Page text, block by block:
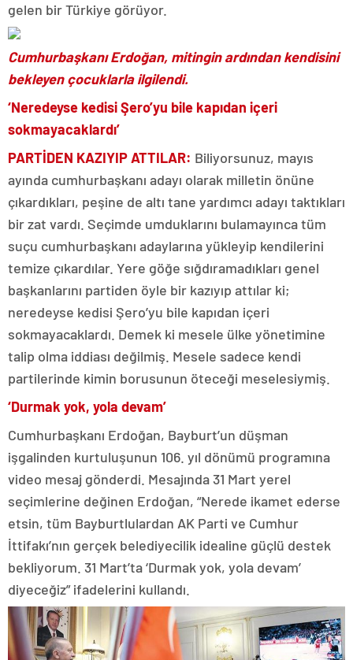
gelen bir Türkiye görüyor.
Cumhurbaşkanı Erdoğan, mitingin ardından kendisini
bekleyen çocuklarla ilgilendi.
‘Neredeyse kedisi Şero’yu bile kapıdan içeri
sokmayacaklardı’
PARTİDEN KAZIYIP ATTILAR: Biliyorsunuz, mayıs
ayında cumhurbaşkanı adayı olarak milletin önüne
çıkardıkları, peşine de altı tane yardımcı adayı taktıkları
bir zat vardı. Seçimde umduklarını bulamayınca tüm
suçu cumhurbaşkanı adaylarına yükleyip kendilerini
temize çıkardılar. Yere göğe sığdıramadıkları genel
başkanlarını partiden öyle bir kazıyıp attılar ki;
neredeyse kedisi Şero’yu bile kapıdan içeri
sokmayacaklardı. Demek ki mesele ülke yönetimine
talip olma iddiası değilmiş. Mesele sadece kendi
partilerinde kimin borusunun öteceği meselesiymiş.
‘Durmak yok, yola devam’
Cumhurbaşkanı Erdoğan, Bayburt’un düşman
işgalinden kurtuluşunun 106. yıl dönümü programına
video mesaj gönderdi. Mesajında 31 Mart yerel
seçimlerine değinen Erdoğan, “Nerede ikamet ederse
etsin, tüm Bayburtlulardan AK Parti ve Cumhur
İttifakı’nın gerçek belediyecilik idealine güçlü destek
bekliyorum. 31 Mart’ta ‘Durmak yok, yola devam’
diyeceğiz” ifadelerini kullandı.